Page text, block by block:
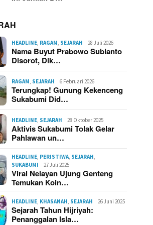
HEADLINE, RAGAM, SEJARAH 28 Juli 2026
Nama Buyut Prabowo Subianto
Disorot, Dik…
RAGAM, SEJARAH 6 Februari 2026
Terungkap! Gunung Kekenceng
Sukabumi Did…
HEADLINE, SEJARAH 28 Oktober 2025
Aktivis Sukabumi Tolak Gelar
Pahlawan un…
HEADLINE, PERISTIWA, SEJARAH,
SUKABUMI
27 Juli 2025
Viral Nelayan Ujung Genteng
Temukan Koin…
HEADLINE, KHASANAH, SEJARAH 26 Juni 2025
Sejarah Tahun Hijriyah:
Penanggalan Isla…